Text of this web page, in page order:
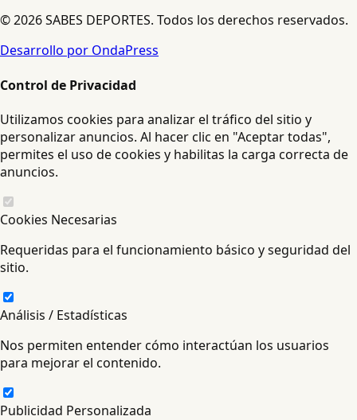
© 2026 SABES DEPORTES. Todos los derechos reservados.
Desarrollo por OndaPress
Control de Privacidad
Utilizamos cookies para analizar el tráfico del sitio y
personalizar anuncios. Al hacer clic en "Aceptar todas",
permites el uso de cookies y habilitas la carga correcta de
anuncios.
Cookies Necesarias
Requeridas para el funcionamiento básico y seguridad del
sitio.
Análisis / Estadísticas
Nos permiten entender cómo interactúan los usuarios
para mejorar el contenido.
Publicidad Personalizada